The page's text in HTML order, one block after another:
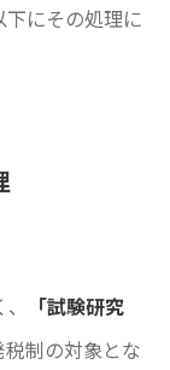
にその処理に
「試験研究
制の対象とな